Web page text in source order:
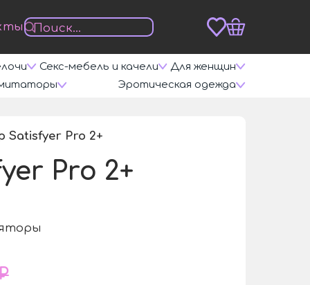
Секс-мебель и качели
Для женщин
Эротическая одежда
Satisfyer Pro 2+
Pro 2+